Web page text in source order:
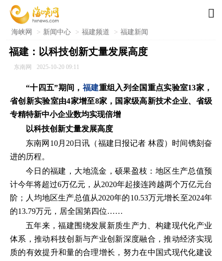

海峡网 > 新闻中心 > 福建频道 > 福建新闻
福建：以科技创新丈量发展高度
东南网 2025-10-20 09:11
“十四五”期间， 福建重组入列全国重点实验室13家，
省创新实验室由4家增至8家，国家级高新技术企业、省级
专精特新中小企业数均实现倍增
以科技创新丈量发展高度
东南网10月20日讯（福建日报记者 林霞）时间镌刻奋
进的历程。
今日的福建，大地流金，硕果盈枝：地区生产总值预
计今年将超过6万亿元，从2020年起接连跨越两个万亿元台
阶；人均地区生产总值从2020年的10.53万元增长至2024年
的13.79万元，居全国第四位……
五年来，福建围绕发展新质生产力、构建现代化产业
体系，推动科技创新与产业创新深度融合，推动经济实现
质的有效提升和量的合理增长，努力在中国式现代化建设